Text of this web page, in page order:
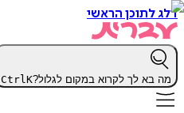
דלג לתוכן הראשי
מה בא לך לקרוא במקום לגלול? CtrlK